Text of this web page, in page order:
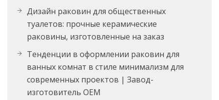
Дизайн раковин для общественных
туалетов: прочные керамические
раковины, изготовленные на заказ
Тенденции в оформлении раковин для
ванных комнат в стиле минимализм для
современных проектов | Завод-
изготовитель OEM